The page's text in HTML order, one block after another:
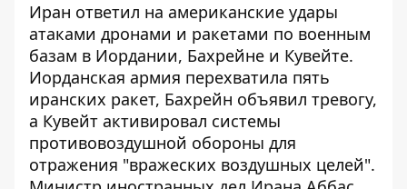
Иран ответил на американские удары
атаками дронами и ракетами по военным
базам в Иордании, Бахрейне и Кувейте.
Иорданская армия перехватила пять
иранских ракет, Бахрейн объявил тревогу,
а Кувейт активировал системы
противовоздушной обороны для
отражения "вражеских воздушных целей".